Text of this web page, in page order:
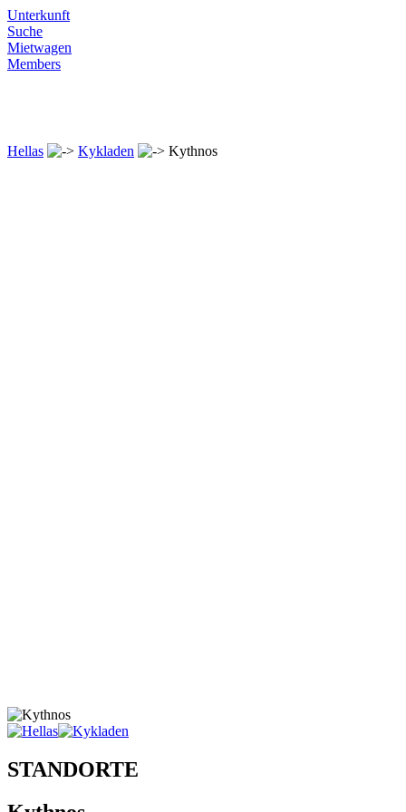
Unterkunft
Suche
Mietwagen
Members
Hellas Kykladen Kythnos
STANDORTE